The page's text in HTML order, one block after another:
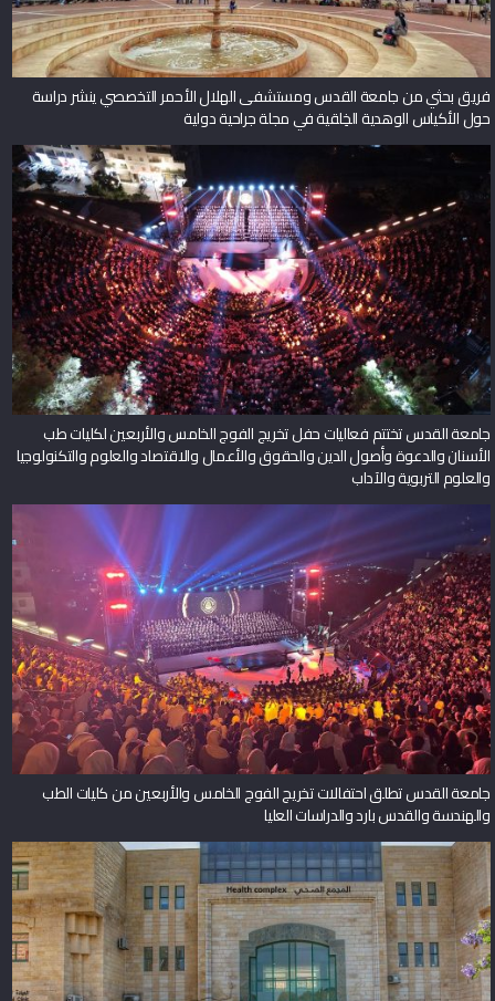
فريق بحثي من جامعة القدس ومستشفى الهلال الأحمر التخصصي ينشر دراسة
حول الأكياس الوهدية الخِلقية في مجلة جراحية دولية
جامعة القدس تختتم فعاليات حفل تخريج الفوج الخامس والأربعين لكليات طب
الأسنان والدعوة وأصول الدين والحقوق والأعمال والاقتصاد والعلوم والتكنولوجيا
والعلوم التربوية والآداب
جامعة القدس تطلق احتفالات تخريج الفوج الخامس والأربعين من كليات الطب
والهندسة والقدس بارد والدراسات العليا